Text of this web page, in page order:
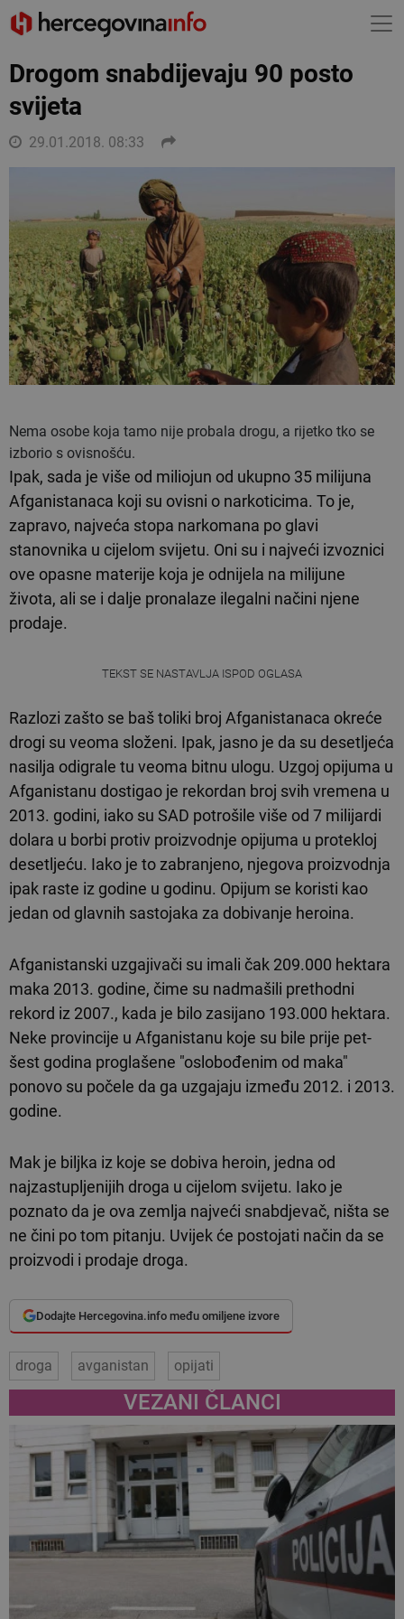
Drogom snabdijevaju 90 posto
svijeta
29.01.2018. 08:33
Nema osobe koja tamo nije probala drogu, a rijetko tko se
izborio s ovisnošću.
Ipak, sada je više od miliojun od ukupno 35 milijuna
Afganistanaca koji su ovisni o narkoticima. To je,
zapravo, najveća stopa narkomana po glavi
stanovnika u cijelom svijetu. Oni su i najveći izvoznici
ove opasne materije koja je odnijela na milijune
života, ali se i dalje pronalaze ilegalni načini njene
prodaje.
TEKST SE NASTAVLJA ISPOD OGLASA
Razlozi zašto se baš toliki broj Afganistanaca okreće
drogi su veoma složeni. Ipak, jasno je da su desetljeća
nasilja odigrale tu veoma bitnu ulogu. Uzgoj opijuma u
Afganistanu dostigao je rekordan broj svih vremena u
2013. godini, iako su SAD potrošile više od 7 milijardi
dolara u borbi protiv proizvodnje opijuma u protekloj
desetljeću. Iako je to zabranjeno, njegova proizvodnja
ipak raste iz godine u godinu. Opijum se koristi kao
jedan od glavnih sastojaka za dobivanje heroina.
Afganistanski uzgajivači su imali čak 209.000 hektara
maka 2013. godine, čime su nadmašili prethodni
rekord iz 2007., kada je bilo zasijano 193.000 hektara.
Neke provincije u Afganistanu koje su bile prije pet-
šest godina proglašene "oslobođenim od maka"
ponovo su počele da ga uzgajaju između 2012. i 2013.
godine.
Mak je biljka iz koje se dobiva heroin, jedna od
najzastupljenijih droga u cijelom svijetu. Iako je
poznato da je ova zemlja najveći snabdjevač, ništa se
ne čini po tom pitanju. Uvijek će postojati način da se
proizvodi i prodaje droga.
Dodajte Hercegovina.info među omiljene izvore
droga avganistan opijati
VEZANI ČLANCI